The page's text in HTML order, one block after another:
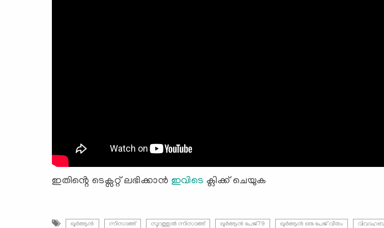
ഇതിൻ്റെ ടെക്സറ്റ് ലഭിക്കാൻ ഇവിടെ ക്ലിക്ക് ചെയുക
ഖുർആൻ ന്നിസാഅ് സൂറത്തുല്‍ ന്നിസാഅ് ഖുർആൻ പേജ്79 ഖുർആൻ ഒരു പേജ് വീതം